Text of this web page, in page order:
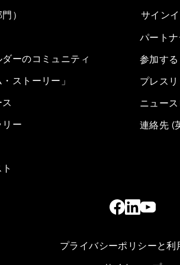
）
ーのコミュニティ
ストーリー」
リー
サイン
パート
参加する
プレス
ニュー
連絡先 (
プライバシーポリシーと利